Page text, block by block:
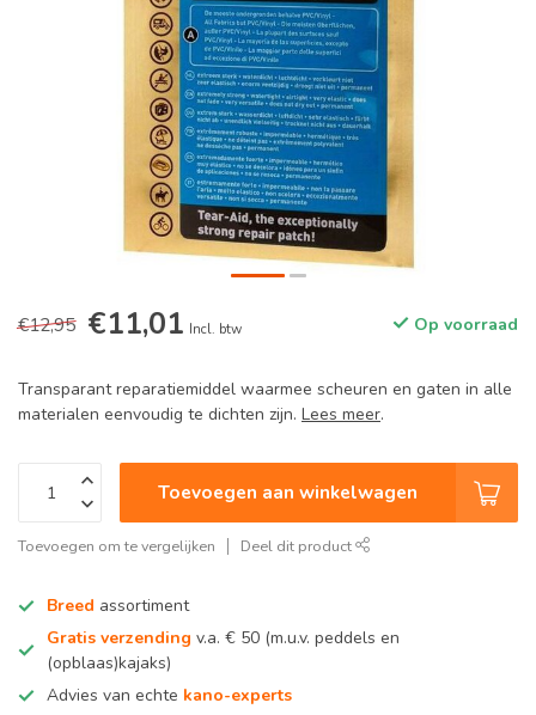
€12,95 €11,01 Incl. btw Op voorraad
Transparant reparatiemiddel waarmee scheuren en gaten in alle
materialen eenvoudig te dichten zijn. Lees meer.
Toevoegen aan winkelwagen
Toevoegen om te vergelijken Deel dit product
Breed assortiment
Gratis verzending v.a. € 50 (m.u.v. peddels en
(opblaas)kajaks)
Advies van echte kano-experts